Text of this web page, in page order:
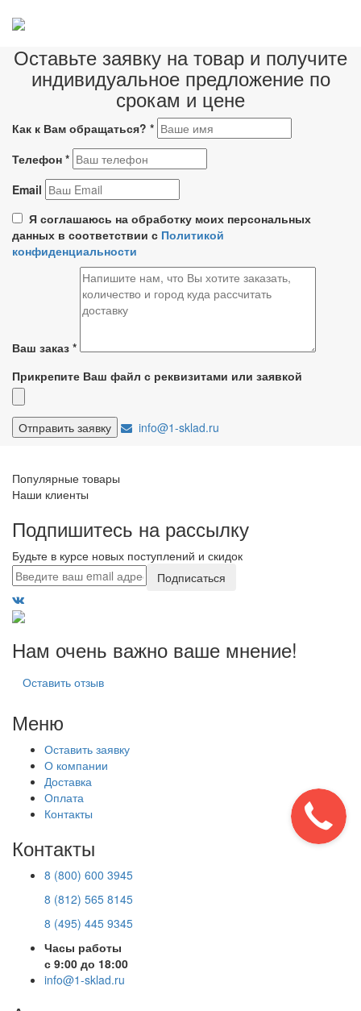
Оставьте заявку на товар и получите
индивидуальное предложение по
срокам и цене
Как к Вам обращаться? *
Телефон *
Email
Я соглашаюсь на обработку моих персональных
данных в соответствии с Политикой
конфиденциальности
Ваш заказ *
Прикрепите Ваш файл с реквизитами или заявкой
info@1-sklad.ru
Популярные товары
Наши клиенты
Подпишитесь на рассылку
Будьте в курсе новых поступлений и скидок
Подписаться
Нам очень важно ваше мнение!
Оставить отзыв
Меню
Оставить заявку
О компании
Доставка
Оплата
Контакты
Контакты
8 (800) 600 3945
8 (812) 565 8145
8 (495) 445 9345
Часы работы
с 9:00 до 18:00
info@1-sklad.ru